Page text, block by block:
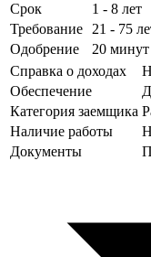
Срок
1 - 8 лет
Требование
21 - 75
Одобрение
20 минут
Справка о доходах
Обеспечение
Категория заемщика
Наличие работы
Документы